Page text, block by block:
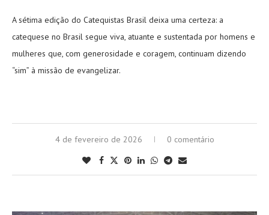
A sétima edição do Catequistas Brasil deixa uma certeza: a
catequese no Brasil segue viva, atuante e sustentada por homens e
mulheres que, com generosidade e coragem, continuam dizendo
“sim” à missão de evangelizar.
4 de fevereiro de 2026 0 comentário